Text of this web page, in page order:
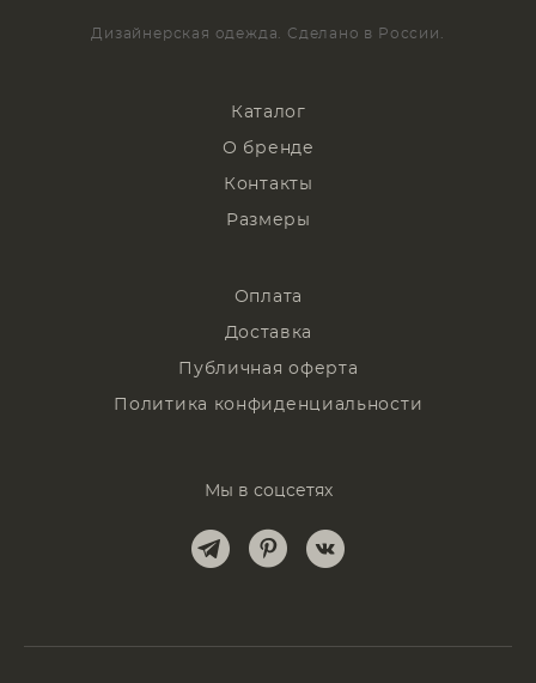
Дизайнерская одежда. Сделано в России.
Каталог
О бренде
Контакты
Размеры
Оплата
Доставка
Публичная оферта
Политика конфиденциальности
Мы в соцсетях